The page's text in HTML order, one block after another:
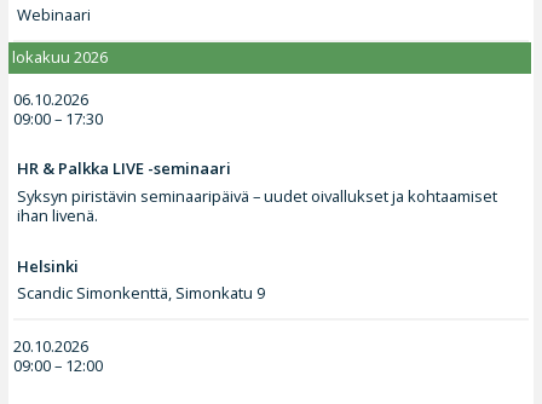
Webinaari
lokakuu 2026
06.10.2026
09:00 – 17:30
HR & Palkka LIVE -seminaari
Syksyn piristävin seminaaripäivä – uudet oivallukset ja kohtaamiset
ihan livenä.
Helsinki
Scandic Simonkenttä, Simonkatu 9
20.10.2026
09:00 – 12:00